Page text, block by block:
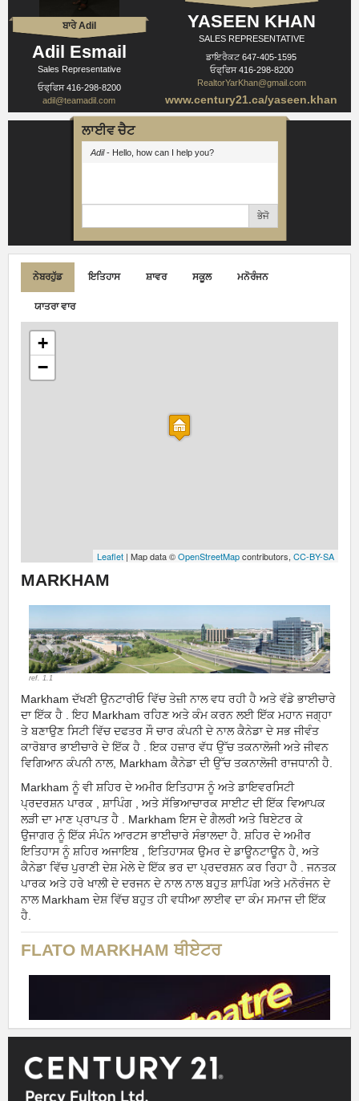
ਬਾਰੇ Adil
Adil Esmail
Sales Representative
ਓਫ੍ਫਿਸ416-298-8200
adil@teamadil.com
YASEEN KHAN
SALES REPRESENTATIVE
ਡਾਇਰੈਕਟ647-405-1595
ਓਫ੍ਫਿਸ416-298-8200
RealtorYarKhan@gmail.com
www.century21.ca/yaseen.khan
ਲਾਈਵ ਚੈਟ
Adil- Hello, how can I help you?
ਭੇਜੋ
ਨੇਬਰਹੁੱਡ ਇਤਿਹਾਸ ਸ਼ਾਵਰ ਸਕੂਲ ਮਨੋਰੰਜਨ
ਯਾਤਰਾ ਵਾਰ
+
−
Leaflet | Map data ©OpenStreetMapcontributors, CC-BY-SA
MARKHAM
ref. 1.1
Markham ਦੱਖਣੀ ਉਨਟਾਰੀਓ ਵਿੱਚ ਤੇਜ਼ੀ ਨਾਲ ਵਧ ਰਹੀ ਹੈ ਅਤੇ ਵੱਡੇ ਭਾਈਚਾਰੇ
ਦਾ ਇੱਕ ਹੈ . ਇਹ Markham ਰਹਿਣ ਅਤੇ ਕੰਮ ਕਰਨ ਲਈ ਇੱਕ ਮਹਾਨ ਜਗ੍ਹਾ
ਤੇ ਬਣਾਉਣ ਸਿਟੀ ਵਿੱਚ ਦਫਤਰ ਸੌ ਚਾਰ ਕੰਪਨੀ ਦੇ ਨਾਲ ਕੈਨੇਡਾ ਦੇ ਸਭ ਜੀਵੰਤ
ਕਾਰੋਬਾਰ ਭਾਈਚਾਰੇ ਦੇ ਇੱਕ ਹੈ . ਇਕ ਹਜ਼ਾਰ ਵੱਧ ਉੱਚ ਤਕਨਾਲੋਜੀ ਅਤੇ ਜੀਵਨ
ਵਿਗਿਆਨ ਕੰਪਨੀ ਨਾਲ, Markham ਕੈਨੇਡਾ ਦੀ ਉੱਚ ਤਕਨਾਲੋਜੀ ਰਾਜਧਾਨੀ ਹੈ.
Markham ਨੂੰ ਵੀ ਸ਼ਹਿਰ ਦੇ ਅਮੀਰ ਇਤਿਹਾਸ ਨੂੰ ਅਤੇ ਡਾਇਵਰਸਿਟੀ
ਪ੍ਰਦਰਸ਼ਨ ਪਾਰਕ , ਸ਼ਾਪਿੰਗ , ਅਤੇ ਸੱਭਿਆਚਾਰਕ ਸਾਈਟ ਦੀ ਇੱਕ ਵਿਆਪਕ
ਲੜੀ ਦਾ ਮਾਣ ਪ੍ਰਾਪਤ ਹੈ . Markham ਇਸ ਦੇ ਗੈਲਰੀ ਅਤੇ ਥਿਏਟਰ ਕੇ
ਉਜਾਗਰ ਨੂੰ ਇੱਕ ਸੰਪੰਨ ਆਰਟਸ ਭਾਈਚਾਰੇ ਸੰਭਾਲਦਾ ਹੈ. ਸ਼ਹਿਰ ਦੇ ਅਮੀਰ
ਇਤਿਹਾਸ ਨੂੰ ਸ਼ਹਿਰ ਅਜਾਇਬ , ਇਤਿਹਾਸਕ ਉਮਰ ਦੇ ਡਾਊਨਟਾਊਨ ਹੈ, ਅਤੇ
ਕੈਨੇਡਾ ਵਿੱਚ ਪੁਰਾਣੀ ਦੇਸ਼ ਮੇਲੇ ਦੇ ਇੱਕ ਭਰ ਦਾ ਪ੍ਰਦਰਸ਼ਨ ਕਰ ਰਿਹਾ ਹੈ . ਜਨਤਕ
ਪਾਰਕ ਅਤੇ ਹਰੇ ਖਾਲੀ ਦੇ ਦਰਜਨ ਦੇ ਨਾਲ ਨਾਲ ਬਹੁਤ ਸ਼ਾਪਿੰਗ ਅਤੇ ਮਨੋਰੰਜਨ ਦੇ
ਨਾਲ Markham ਦੇਸ਼ ਵਿੱਚ ਬਹੁਤ ਹੀ ਵਧੀਆ ਲਾਈਵ ਦਾ ਕੰਮ ਸਮਾਜ ਦੀ ਇੱਕ
ਹੈ.
FLATO MARKHAM ਥੀਏਟਰ